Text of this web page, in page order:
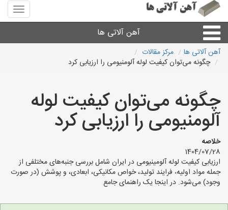
منوی
سایت
آلاتی
آهن آلاتی ها
میلگرد نبشی،مفتول
ورق
لوله و اتصالات
سایر آهن آلات
آهن آلاتی های شهرها
آهن آلاتی ها
مرکز مقالات
چگونه می‌توان کیفیت لوله آلومنیومی را ارزیابی کرد
چگونه می‌توان کیفیت لوله
آلومنیومی را ارزیابی کرد
خلاصه
1404/07/28
ارزیابی کیفیت لوله آلومینیومی در ایران شامل بررسی جنبه‌های مختلفی از
جمله مواد اولیه، فرایند تولید، خواص مکانیکی، ابعادی، و پوشش (در صورت
وجود) می‌شود. در اینجا یک راهنمای جامع